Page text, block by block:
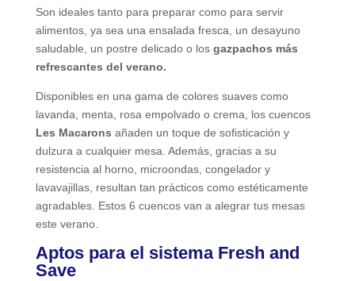
Son ideales tanto para preparar como para servir
alimentos, ya sea una ensalada fresca, un desayuno
saludable, un postre delicado o los gazpachos más
refrescantes del verano.
Disponibles en una gama de colores suaves como
lavanda, menta, rosa empolvado o crema, los cuencos
Les Macarons añaden un toque de sofisticación y
dulzura a cualquier mesa. Además, gracias a su
resistencia al horno, microondas, congelador y
lavavajillas, resultan tan prácticos como estéticamente
agradables. Estos 6 cuencos van a alegrar tus mesas
este verano.
Aptos para el sistema Fresh and
Save